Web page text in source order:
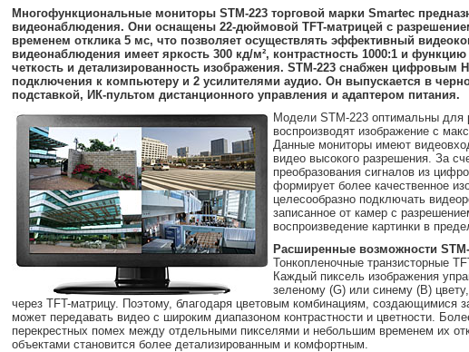
Многофункциональные мониторы STM-223 торговой марки Smartec
видеонаблюдения. Они оснащены 22-дюймовой TFT-матрицей с
временем отклика 5 мс, что позволяет осуществлять эффективный
видеонаблюдения имеет яркость 300 кд/м², контрастность 1000:1 и
четкость и детализированность изображения. STM-223 снабжен цифровым
подключения к компьютеру и 2 усилителями аудио. Он выпускается в
подставкой, ИК-пультом дистанционного управления и адаптером питания.
Модели STM-223 оптимальны для
воспроизводят изображение с
Данные мониторы имеют
видео высокого разрешения. За
преобразования сигналов из
формирует более качественное
целесообразно подключать
записанное от камер с
воспроизведение картинки в
Расширенные возможности
Тонкопленочные транзисторные
Каждый пиксель изображения
зеленому (G) или синему (B)
через TFT-матрицу. Поэтому, благодаря цветовым комбинациям, создающимися
может передавать видео с широким диапазоном контрастности и цветности.
перекрестных помех между отдельными пикселями и небольшим временем их
объектами становится более детализированным и комфортным.